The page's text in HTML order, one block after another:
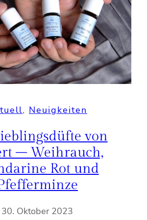
, Neuigkeiten
von
– Weihrauch,
Rot und
30. Oktober 2023